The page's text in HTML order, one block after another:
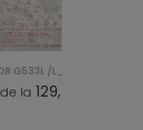
de la 129,99 L